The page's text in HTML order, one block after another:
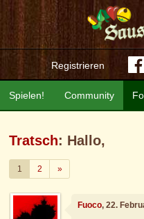
Registrieren
Community
Spielen!
Tratsch: Hallo,
1 2 »Weiter
Fuoco, 22.